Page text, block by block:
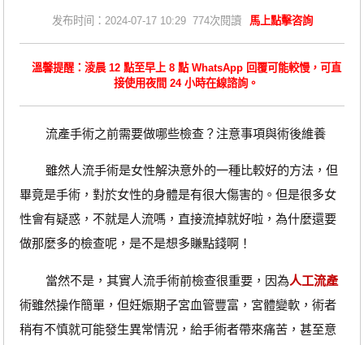
发布时间：2024-07-17 10:29 774次閱讀 馬上點擊咨詢
溫馨提醒：淩晨 12 點至早上 8 點 WhatsApp 回覆可能較慢，可直
接使用夜間 24 小時在線諮詢。
流產手術之前需要做哪些檢查？注意事項與術後維養
雖然人流手術是女性解決意外的一種比較好的方法，但
畢竟是手術，對於女性的身體是有很大傷害的。但是很多女
性會有疑惑，不就是人流嗎，直接流掉就好啦，為什麼還要
做那麼多的檢查呢，是不是想多賺點錢啊！
當然不是，其實人流手術前檢查很重要，因為人工流產
術雖然操作簡單，但妊娠期子宮血管豐富，宮體變軟，術者
稍有不慎就可能發生異常情況，給手術者帶來痛苦，甚至意